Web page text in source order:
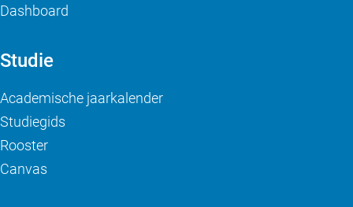
Dashboard
Studie
Academische jaarkalender
Studiegids
Rooster
Canvas